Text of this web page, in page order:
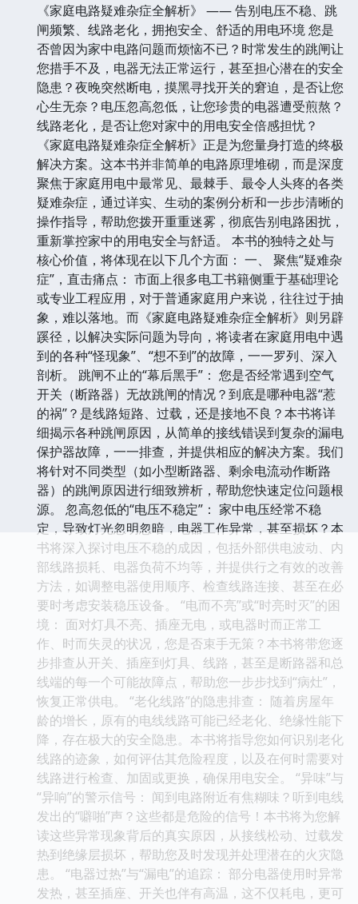
《家庭电路疑难杂症全解析》 —— 告别电压不稳、跳
闸频繁、线路老化，拥抱安全、舒适的用电环境 您是
否曾因为家中电路问题而烦恼不已？时常发生的跳闸让
您措手不及，电器无法正常运行，甚至担心潜在的安全
隐患？夜晚突然断电，摸黑寻找开关的窘迫，是否让您
心生无奈？电压忽高忽低，让您珍贵的电器遭受煎熬？
线路老化，是否让您对家中的用电安全倍感担忧？
《家庭电路疑难杂症全解析》正是为您量身打造的终极
解决方案。这本书并非简单的电路原理堆砌，而是深度
聚焦于家庭用电中最常见、最棘手、最令人头疼的各类
疑难杂症，通过详实、生动的案例分析和一步步清晰的
操作指导，帮助您拨开重重迷雾，彻底告别电路困扰，
重新掌控家中的用电安全与舒适。 本书的独特之处与
核心价值，将体现在以下几个方面： 一、 聚焦“疑难杂
症”，直击痛点： 市面上很多电工书籍侧重于基础理论
或专业工程应用，对于普通家庭用户来说，往往过于抽
象，难以落地。而《家庭电路疑难杂症全解析》则另辟
蹊径，以解决实际问题为导向，将读者在家庭用电中遇
到的各种“怪现象”、“想不到”的故障，一一罗列、深入
剖析。 跳闸不止的“幕后黑手”： 您是否经常遇到空气
开关（断路器）无故跳闸的情况？到底是哪种电器“惹
的祸”？是线路短路、过载，还是接地不良？本书将详
细揭示各种跳闸原因，从简单的接线错误到复杂的漏电
保护器故障，一一排查，并提供相应的解决方案。我们
将针对不同类型（如小型断路器、剩余电流动作断路
器）的跳闸原因进行细致辨析，帮助您快速定位问题根
源。 忽高忽低的“电压不稳定”： 家中电压经常不稳
定，导致灯光忽明忽暗，电器工作异常，甚至损坏？本
书将深入探讨电压不稳的成因，包括外部供电波动、内
部线路损耗、电器负荷不均等，并提供行之有效的改善
方法，如调整电器使用顺序、检查线路连接、甚至在必
要时考虑安装稳压设备。 “电而不亮”或“时亮时灭”的困
境： 面对灯具不亮、插座无电，或电器时而正常工
作、时而失灵的状况，您是否束手无策？本书将带您逐
步排查从开关、插座到灯具、线路，甚至是断路器和总
线端的每一个可能故障点，帮助您一步步找到“病灶”，
恢复正常供电。 “老化线路”的隐患排查： 随着房屋年
龄的增长，原有的电线线路可能已经老化、绝缘性能下
降，存在极大的安全隐患。本书将指导您如何识别老化
线路的迹象，如何评估其危险程度，以及在何时需要对
线路进行检查、加固或更换，确保用电安全。 “异味”与
“异响”的警示信号： 闻到电路附近有焦糊味？听到电线
发出的“噼啪”声？这些都是危险的信号！本书将为您解
读这些异常现象背后的真实原因，从接线松动、过载发
热到绝缘层损坏，帮助您及时发现并处理潜在的火灾隐
患。 “电器过热”与“漏电”的追踪： 部分电器使用时异常
发热，甚至插座、开关也伴有高温，这不仅耗电，更可